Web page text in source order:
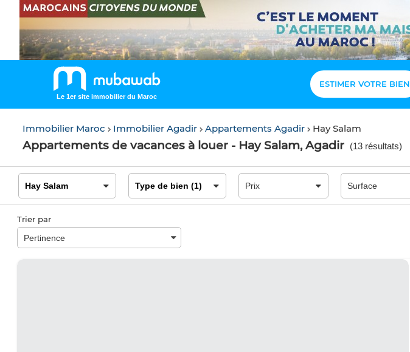
Le 1er site immobilier du Maroc
ESTIMER VOTRE BIEN
Immobilier Maroc Immobilier Agadir Appartements Agadir Hay Salam
Appartements de vacances à louer - Hay Salam, Agadir (13 résultats)
Trier par